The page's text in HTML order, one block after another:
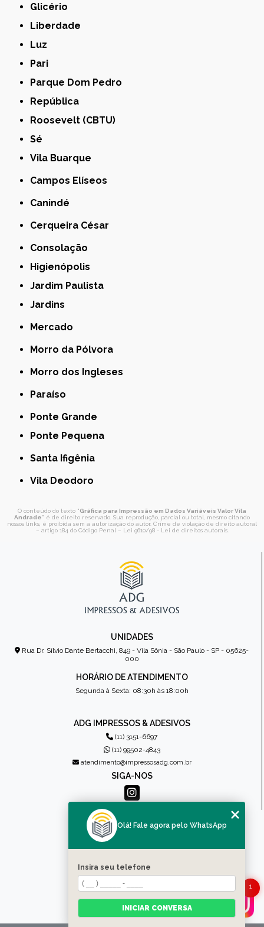
Glicério
Liberdade
Luz
Pari
Parque Dom Pedro
República
Roosevelt (CBTU)
Sé
Vila Buarque
Campos Elíseos
Canindé
Cerqueira César
Consolação
Higienópolis
Jardim Paulista
Jardins
Mercado
Morro da Pólvora
Morro dos Ingleses
Paraíso
Ponte Grande
Ponte Pequena
Santa Ifigênia
Vila Deodoro
O conteúdo do texto "Gráfica para Impressão em Dados Variáveis Valor Vila
Andrade" é de direito reservado. Sua reprodução, parcial ou total, mesmo citando
nossos links, é proibida sem a autorização do autor. Crime de violação de direito autoral
– artigo 184 do Código Penal – Lei 9610/98 - Lei de direitos autorais.
UNIDADES
Rua Dr. Sílvio Dante Bertacchi, 849 - Vila Sônia - São Paulo - SP - 05625-
000
HORÁRIO DE ATENDIMENTO
Segunda à Sexta: 08:30h às 18:00h
ADG IMPRESSOS & ADESIVOS
(11) 3151-6697
(11) 99502-4843
atendimento@impressosadg.com.br
SIGA-NOS
MENU
QUEM SOMOS
PRODUTOS
CONTATO
CATEGORIAS
MAPA DO SITE
1
Olá! Fale agora pelo WhatsApp
Insira seu telefone
INICIAR CONVERSA